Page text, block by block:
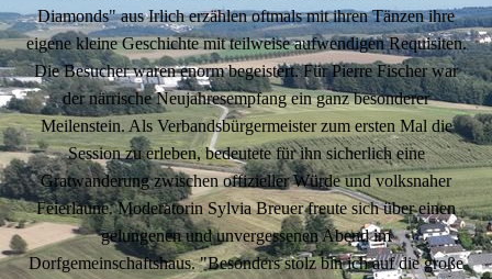
Diamonds" aus Irlich erzählen oftmals mit ihren Tänzen ihre
eigene kleine Geschichte mit teilweise aufwendigen Requisiten.
Die Besucher waren enorm begeistert. Für Pierre Fischer war
der närrische Neujahresempfang ein ganz besonderer
Meilenstein. Als Verbandsbürgermeister zum ersten Mal die
Session zu erleben, bedeutete für ihn sicherlich eine
Gratwanderung zwischen offizieller Würde und volksnaher
Feierlaune. Moderatorin Sylvia Breuer freute sich über einen
gelungenen und unvergessenen Abend im
Dorfgemeinschaftshaus. "Besonders stolz bin ich auf die große